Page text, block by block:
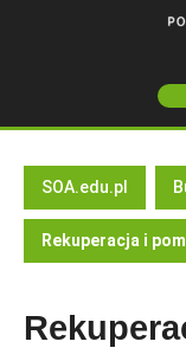
SOA.edu.pl
Rekuperacja i